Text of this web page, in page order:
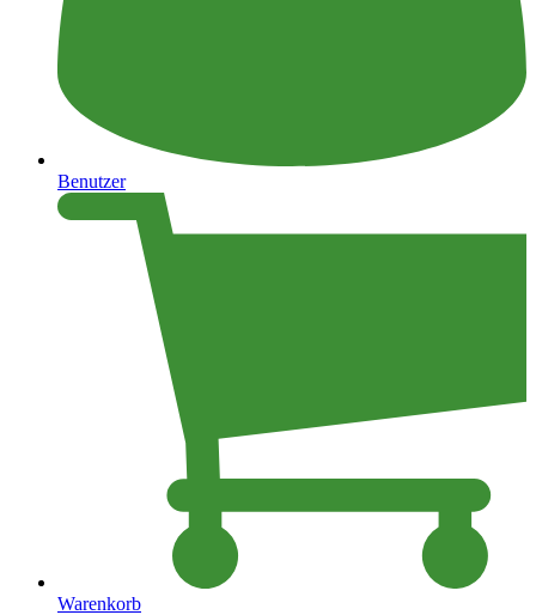
Benutzer
Warenkorb